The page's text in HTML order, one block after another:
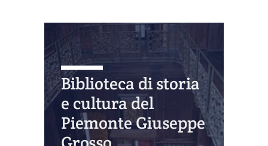
Biblioteca di storia
e cultura del
Piemonte Giuseppe